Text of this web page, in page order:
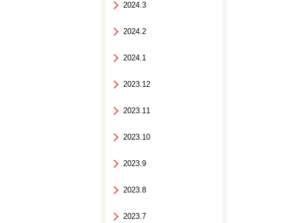
2024.3
2024.2
2024.1
2023.12
2023.11
2023.10
2023.9
2023.8
2023.7